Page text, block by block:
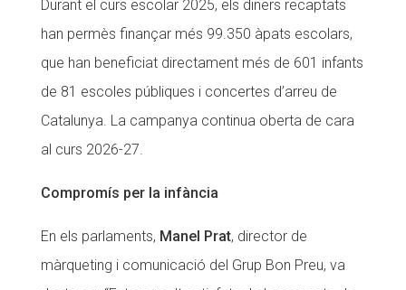
Durant el curs escolar 2025, els diners recaptats
han permès finançar més 99.350 àpats escolars,
que han beneficiat directament més de 601 infants
de 81 escoles públiques i concertes d’arreu de
Catalunya. La campanya continua oberta de cara
al curs 2026-27.
Compromís per la infància
En els parlaments, Manel Prat, director de
màrqueting i comunicació del Grup Bon Preu, va
Fundesplai als mitjans
Xarxes socials
COL·LABORA
Treballa amb nosaltres